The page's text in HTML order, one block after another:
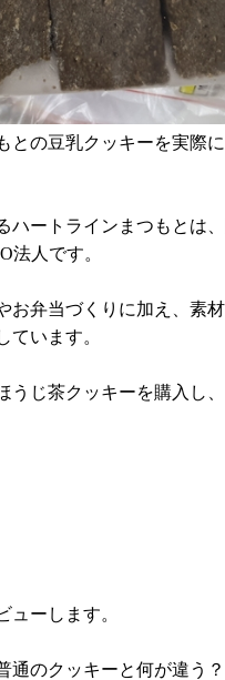
との豆乳クッキーを実際
ハートラインまつもとは
法人です。
お弁当づくりに加え、素
ています。
うじ茶クッキーを購入し、
ューします。
通のクッキーと何が違う